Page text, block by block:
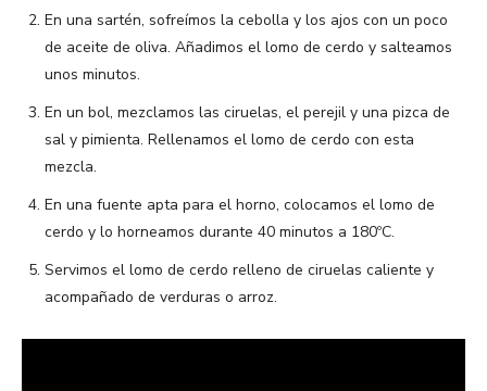
En una sartén, sofreímos la cebolla y los ajos con un poco
de aceite de oliva. Añadimos el lomo de cerdo y salteamos
unos minutos.
En un bol, mezclamos las ciruelas, el perejil y una pizca de
sal y pimienta. Rellenamos el lomo de cerdo con esta
mezcla.
En una fuente apta para el horno, colocamos el lomo de
cerdo y lo horneamos durante 40 minutos a 180ºC.
Servimos el lomo de cerdo relleno de ciruelas caliente y
acompañado de verduras o arroz.